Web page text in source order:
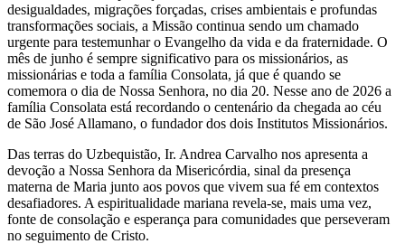
desigualdades, migrações forçadas, crises ambientais e profundas
transformações sociais, a Missão continua sendo um chamado
urgente para testemunhar o Evangelho da vida e da fraternidade. O
mês de junho é sempre significativo para os missionários, as
missionárias e toda a família Consolata, já que é quando se
comemora o dia de Nossa Senhora, no dia 20. Nesse ano de 2026 a
família Consolata está recordando o centenário da chegada ao céu
de São José Allamano, o fundador dos dois Institutos Missionários.
Das terras do Uzbequistão, Ir. Andrea Carvalho nos apresenta a
devoção a Nossa Senhora da Misericórdia, sinal da presença
materna de Maria junto aos povos que vivem sua fé em contextos
desafiadores. A espiritualidade mariana revela-se, mais uma vez,
fonte de consolação e esperança para comunidades que perseveram
no seguimento de Cristo.